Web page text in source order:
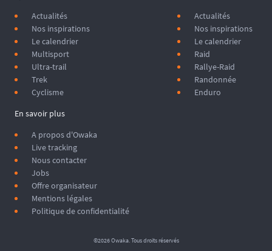
Actualités
Nos inspirations
Le calendrier
Multisport
Ultra-trail
Trek
Cyclisme
Actualités
Nos inspirations
Le calendrier
Raid
Rallye-Raid
Randonnée
Enduro
En savoir plus
A propos d'Owaka
Live tracking
Nous contacter
Jobs
Offre organisateur
Mentions légales
Politique de confidentialité
©2026 Owaka. Tous droits réservés